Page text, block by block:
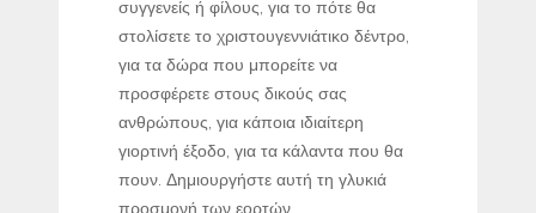
συγγενείς ή φίλους, για το πότε θα
στολίσετε το χριστουγεννιάτικο δέντρο,
για τα δώρα που μπορείτε να
προσφέρετε στους δικούς σας
ανθρώπους, για κάποια ιδιαίτερη
γιορτινή έξοδο, για τα κάλαντα που θα
πουν. Δημιουργήστε αυτή τη γλυκιά
προσμονή των εορτών.